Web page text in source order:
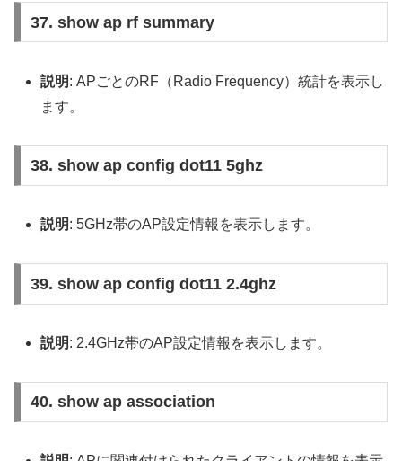
37. show ap rf summary
説明: APごとのRF（Radio Frequency）統計を表示し
ます。
38. show ap config dot11 5ghz
説明: 5GHz帯のAP設定情報を表示します。
39. show ap config dot11 2.4ghz
説明: 2.4GHz帯のAP設定情報を表示します。
40. show ap association